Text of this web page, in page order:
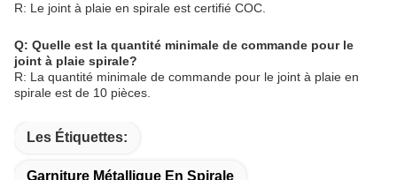
R: Le joint à plaie en spirale est certifié COC.
Q: Quelle est la quantité minimale de commande pour le
joint à plaie spirale?
R: La quantité minimale de commande pour le joint à plaie en
spirale est de 10 pièces.
Les Étiquettes:
Garniture Métallique En Spirale